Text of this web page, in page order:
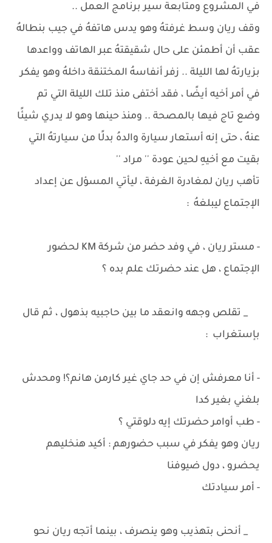
في المشروع ومتابعة سير برنامج العمل ..
وقف ريان وسط غرفتهُ وهو يدس هاتفهُ في جيب بنطالهُ
عقب أن أطمئن على حال شقيقتهُ عبر الهاتف وواعدها
بزيارتهُ لها الليلة .. زفر أنفاسهُ المختنقة داخلهُ وهو يفكر
في أمر أخيه أيضًا ، فقد أختفى منذ تلك الليلة التي تم
وضع تاج فيها بالمصحة .. ومنذ حينها وهو لا يدري شيئًا
عنهُ ، حتى إنه أستعار سيارة والدهُ بدلًا من سيارتهُ التي
بقيت مع أخيهِ لحين عودة '' مراد ''
تأهب ريان لمغادرة الغرفة ، ليأتي المسؤل عن إعداد
الإجتماع ليبلغهُ :
- مستر ريان ، في وفد حضر من شركة KM لحضور
الإجتماع ، هل عند حضرتك علم بده ؟
_ تقلص وجهه وانعقد ما بين حاجبيه بذهول ، ثم قال
بإستغراب :
- أنا معرفش إن في حد جاي غير كارمن هانم؟! ومحدش
بلغني بغير كدا
- طب أوامر حضرتك إيه دلوقتي ؟
ريان وهو يفكر في سبب حضورهم : أكيد هنخليهم
يحضرو ، دول ضيوفنا
- أمر سيادتك
_ أنحنى بتهذيب وهو ينصرف ، بينما أتجه ريان نحو